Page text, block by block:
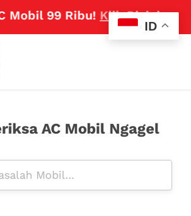
Mobil 99 Ribu!Klik Disini
AC Mobil Ngagel
ID